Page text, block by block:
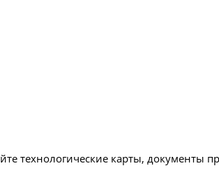
технологические карты, документы